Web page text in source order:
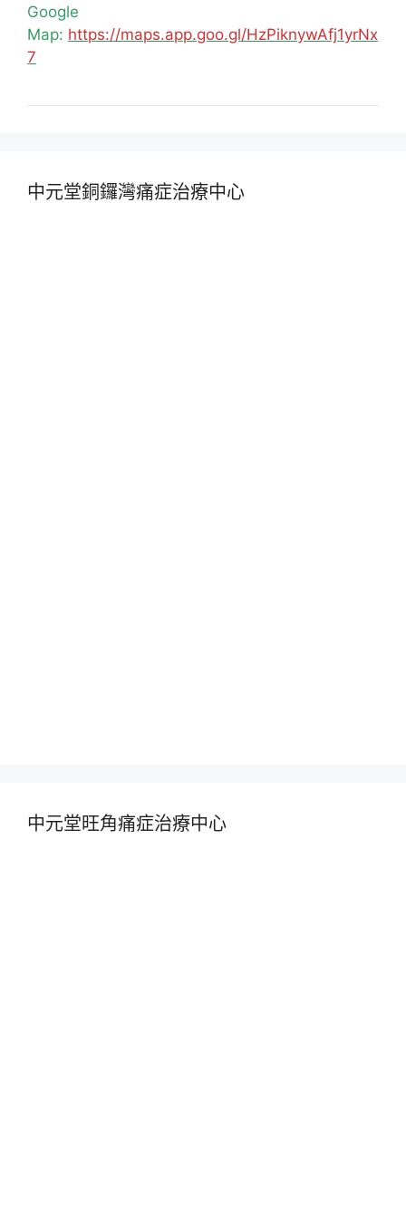
Google
Map: https://maps.app.goo.gl/HzPiknywAfj1yrNx
7
中元堂銅鑼灣痛症治療中心
中元堂旺角痛症治療中心